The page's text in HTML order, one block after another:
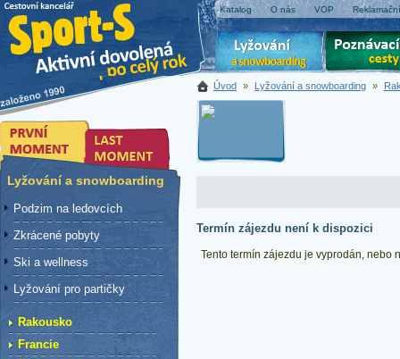
Katalog O nás VOP
Úvod » Lyžování a snowboarding »
Termín zájezdu není k dispozici
Tento termín zájezdu je vyprodán, nebo
Lyžování a snowboarding
Podzim na ledovcích
Zkrácené pobyty
Ski a wellness
Lyžování pro partičky
Rakousko
Francie